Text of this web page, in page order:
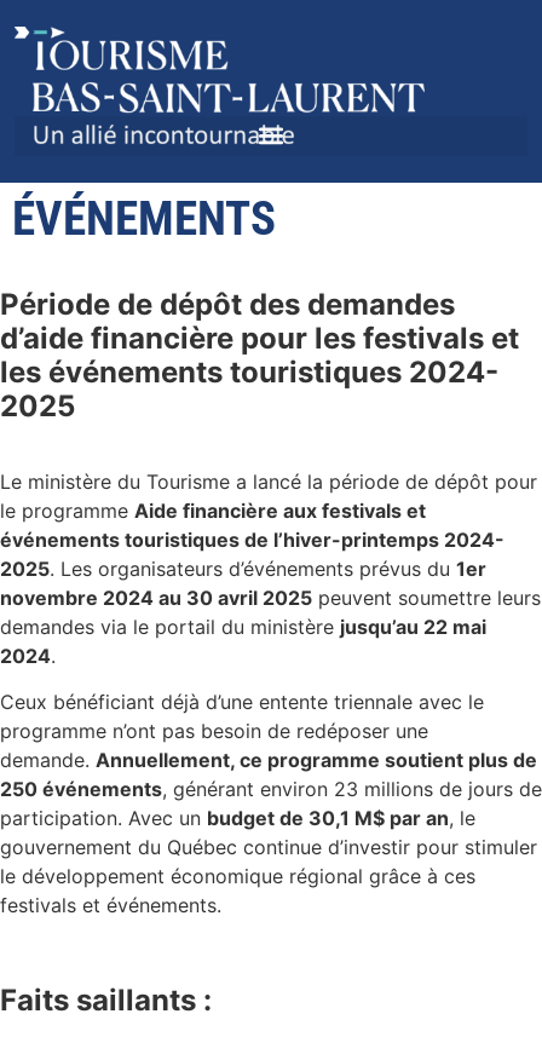
AIDE FINANCIÈRE AUX
FESTIVALS ET
ÉVÉNEMENTS
Période de dépôt des demandes
d’aide financière pour les festivals et
les événements touristiques 2024-
2025
Le ministère du Tourisme a lancé la période de dépôt pour
le programme Aide financière aux festivals et
événements touristiques de l’hiver-printemps 2024-
2025. Les organisateurs d’événements prévus du 1er
novembre 2024 au 30 avril 2025 peuvent soumettre leurs
demandes via le portail du ministère jusqu’au 22 mai
2024.
Ceux bénéficiant déjà d’une entente triennale avec le
programme n’ont pas besoin de redéposer une
demande. Annuellement, ce programme soutient plus de
250 événements, générant environ 23 millions de jours de
participation. Avec un budget de 30,1 M$ par an, le
gouvernement du Québec continue d’investir pour stimuler
le développement économique régional grâce à ces
festivals et événements.
Faits saillants :